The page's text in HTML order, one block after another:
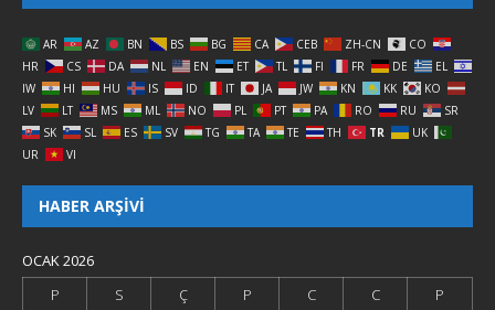
AR AZ BN BS BG CA CEB ZH-CN
CO
HR
CS DA NL EN ET TL FI FR DE
EL
IW
HI HU IS ID IT JA JW KN KK
KO
LV
LT MS ML NO PL PT PA RO RU
SR
SK
SL ES SV TG TA TE TH TR
UK
UR
VI
HABER ARŞIVI
OCAK 2026
P
S Ç P C C P